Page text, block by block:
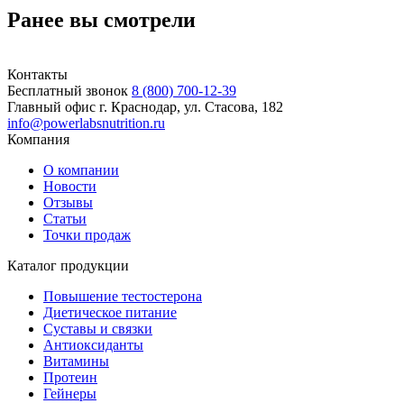
Ранее вы смотрели
Контакты
Бесплатный звонок 8 (800) 700-12-39
Главный офис г. Краснодар, ул. Стасова, 182
info@powerlabsnutrition.ru
Компания
О компании
Новости
Отзывы
Статьи
Точки продаж
Каталог продукции
Повышение тестостерона
Диетическое питание
Суставы и связки
Антиоксиданты
Витамины
Протеин
Гейнеры